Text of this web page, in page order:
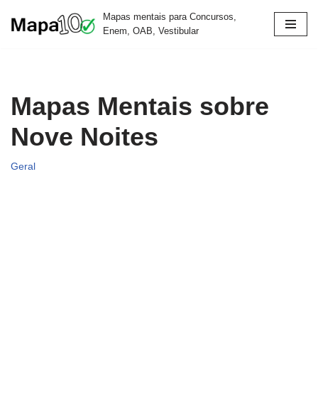
Mapas mentais para Concursos,
Enem, OAB, Vestibular
Mapas Mentais sobre
Nove Noites
Geral